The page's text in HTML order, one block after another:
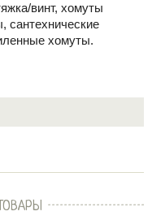
винт, хомуты
сантехнические
хомуты.